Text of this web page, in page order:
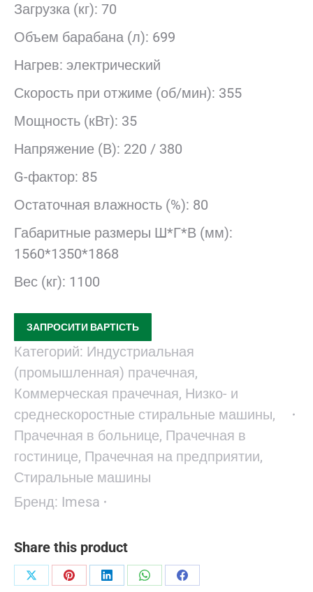
Загрузка (кг): 70
Объем барабана (л): 699
Нагрев: электрический
Скорость при отжиме (об/мин): 355
Мощность (кВт): 35
Напряжение (В): 220 / 380
G-фактор: 85
Остаточная влажность (%): 80
Габаритные размеры Ш*Г*В (мм):
1560*1350*1868
Вес (кг): 1100
ЗАПРОСИТИ ВАРТІСТЬ
Категорий: Индустриальная
(промышленная) прачечная,
Коммерческая прачечная, Низко- и
среднескоростные стиральные машины,
Прачечная в больнице, Прачечная в
гостинице, Прачечная на предприятии,
Стиральные машины
Бренд: Imesa
Share this product
ПоделитьсяПоделитьсяПоделитьсяПоделитьсяПоделиться